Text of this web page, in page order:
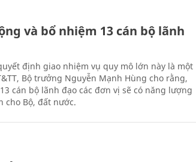
và bổ nhiệm 13 cán bộ lãnh
định giao nhiệm vụ quy mô lớn này là một
Bộ trưởng Nguyễn Mạnh Hùng cho rằng,
cán bộ lãnh đạo các đơn vị sẽ có năng lượng
cho Bộ, đất nước.